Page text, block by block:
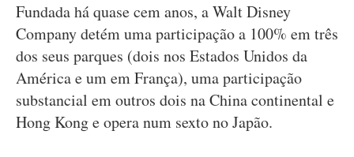
Fundada há quase cem anos, a Walt Disney
Company detém uma participação a 100% em três
dos seus parques (dois nos Estados Unidos da
América e um em França), uma participação
substancial em outros dois na China continental e
Hong Kong e opera num sexto no Japão.